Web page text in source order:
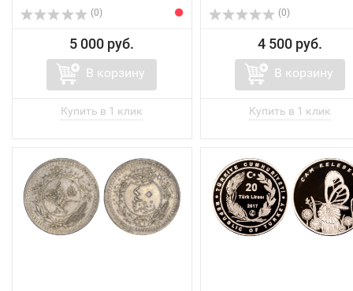
(0)
5 000 руб.
В корзину
(0)
4 500 руб.
В корзину